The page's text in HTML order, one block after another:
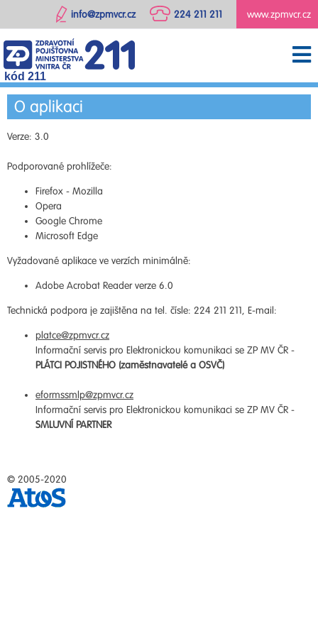
www.zpmvcr.cz
224 211 211
info@zpmvcr.cz
kód 211
O aplikaci
Verze: 3.0
Podporované prohlížeče:
Firefox - Mozilla
Opera
Google Chrome
Microsoft Edge
Vyžadované aplikace ve verzích minimálně:
Adobe Acrobat Reader verze 6.0
Technická podpora je zajištěna na tel. čísle: 224 211 211, E-mail:
platce@zpmvcr.cz
Informační servis pro Elektronickou komunikaci se ZP MV ČR -
PLÁTCI POJISTNÉHO (zaměstnavatelé a OSVČ)
eformssmlp@zpmvcr.cz
Informační servis pro Elektronickou komunikaci se ZP MV ČR -
SMLUVNÍ PARTNER
© 2005-2020